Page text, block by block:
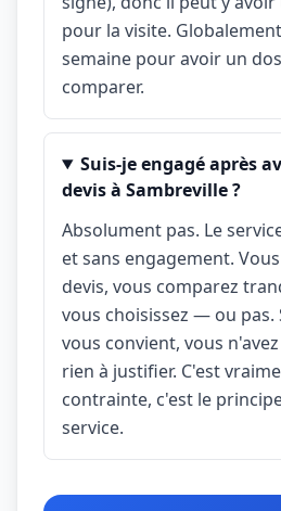
pour la visite.
semaine pour avoir un
comparer.
Suis-je engagé après
devis à Sambreville ?
Absolument pas. Le
et sans engagement.
devis, vous comparez
vous choisissez — ou pas.
vous convient, vous
rien à justifier. C'est
contrainte, c'est le
service.